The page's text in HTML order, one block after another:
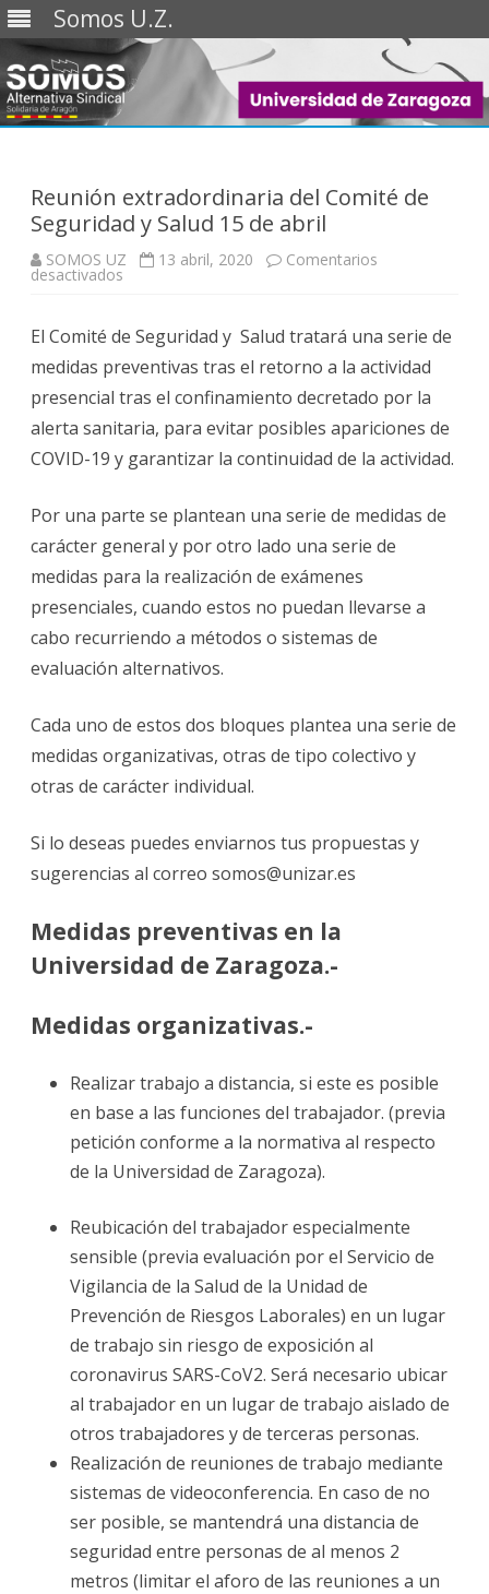
Somos U.Z.
Saltar
Reunión extradordinaria del Comité de
Seguridad y Salud 15 de abril
SOMOS UZ 13 abril, 2020 Comentarios
desactivados
Comité
de
Seguridad
y
Salud
15
de
abril
El Comité de Seguridad y Salud tratará una serie de
medidas preventivas tras el retorno a la actividad
presencial tras el confinamiento decretado por la
alerta sanitaria, para evitar posibles apariciones de
COVID-19 y garantizar la continuidad de la actividad.
Por una parte se plantean una serie de medidas de
carácter general y por otro lado una serie de
medidas para la realización de exámenes
presenciales, cuando estos no puedan llevarse a
cabo recurriendo a métodos o sistemas de
evaluación alternativos.
Cada uno de estos dos bloques plantea una serie de
medidas organizativas, otras de tipo colectivo y
otras de carácter individual.
Si lo deseas puedes enviarnos tus propuestas y
sugerencias al correo somos@unizar.es
Medidas preventivas en la
Universidad de Zaragoza.-
Medidas organizativas.-
Realizar trabajo a distancia, si este es posible
en base a las funciones del trabajador. (previa
petición conforme a la normativa al respecto
de la Universidad de Zaragoza).
Reubicación del trabajador especialmente
sensible (previa evaluación por el Servicio de
Vigilancia de la Salud de la Unidad de
Prevención de Riesgos Laborales) en un lugar
de trabajo sin riesgo de exposición al
coronavirus SARS-CoV2. Será necesario ubicar
al trabajador en un lugar de trabajo aislado de
otros trabajadores y de terceras personas.
Realización de reuniones de trabajo mediante
sistemas de videoconferencia. En caso de no
ser posible, se mantendrá una distancia de
seguridad entre personas de al menos 2
metros (limitar el aforo de las reuniones a un